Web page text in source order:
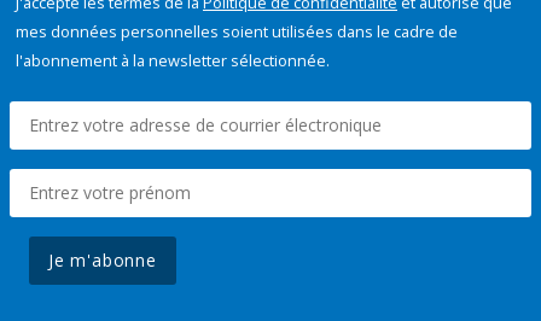
mes données personnelles soient utilisées dans le cadre de
l'abonnement à la newsletter sélectionnée.
Je m'abonne